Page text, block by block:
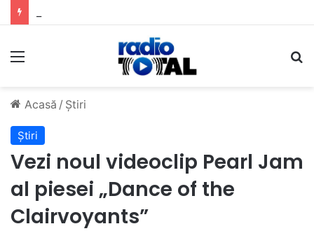
Meniu
Acasă / Știri
Știri
Vezi noul videoclip Pearl Jam
al piesei „Dance of the
Clairvoyants”